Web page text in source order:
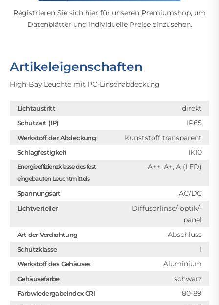
Registrieren Sie sich hier für unseren Premiumshop, um
Datenblätter und individuelle Preise einzusehen.
Artikeleigenschaften
High-Bay Leuchte mit PC-Linsenabdeckung
Lichtaustritt direkt
Schutzart (IP) IP65
Werkstoff der Abdeckung Kunststoff transparent
Schlagfestigkeit IK10
Energieeffizienzklasse des fest
eingebauten Leuchtmittels
A++, A+, A (LED)
Spannungsart AC/DC
Lichtverteiler
Diffusorlinse/-optik/-
panel
Art der Verdrahtung Abschluss
Schutzklasse I
Werkstoff des Gehäuses Aluminium
Gehäusefarbe schwarz
Farbwiedergabeindex CRI 80-89